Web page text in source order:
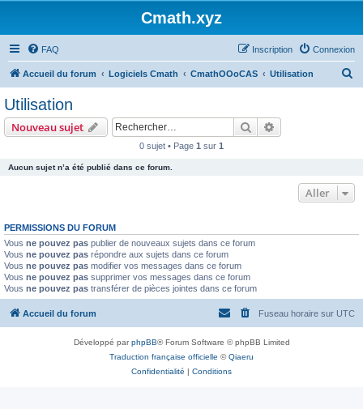
Cmath.xyz
FAQ Connexion
Inscription
Accueil du forum Logiciels Cmath CmathOOoCAS Utilisation
Utilisation
Nouveau sujet Rechercher
0 sujet • Page 1 sur 1
Aucun sujet n’a été publié dans ce forum.
Aller
PERMISSIONS DU FORUM
Vous ne pouvez pas publier de nouveaux sujets dans ce forum
Vous ne pouvez pas répondre aux sujets dans ce forum
Vous ne pouvez pas modifier vos messages dans ce forum
Vous ne pouvez pas supprimer vos messages dans ce forum
Vous ne pouvez pas transférer de pièces jointes dans ce forum
Accueil du forum Fuseau horaire sur UTC
Développé parphpBB® Forum Software © phpBB Limited
Traduction française officielle ©Qiaeru
Confidentialité | Conditions